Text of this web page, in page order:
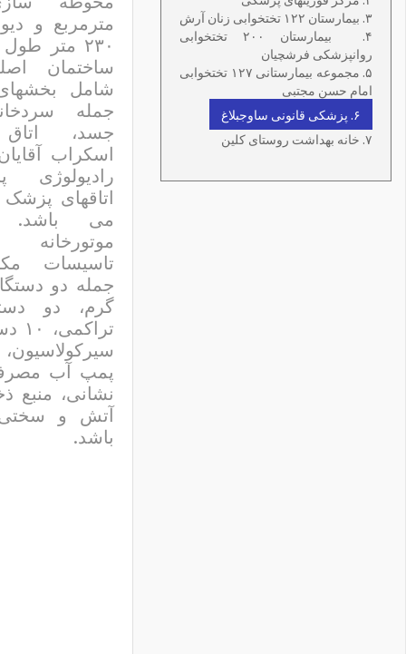
۳. بیمارستان ۱۲۲ تختخوابی زنان آرش
۴.
بیمارستان ۲۰۰ تختخوابی
روانپزشکی فرشچیان
۵. مجموعه بیمارستانی ۱۲۷ تختخوابی
امام حسن مجتبی
۶. پزشکی قانونی ساوجبلاغ
۷. خانه بهداشت روستای کلین
مترمربع و
۲۳۰ متر
ساختمان
شامل
جمله
جسد،
اسکراب
رادیولوژی
اتاقهای
می باشد.
تاسیسات
جمله دو
گرم، دو
پمپ آب
نشانی، منبع
آتش و
باشد.